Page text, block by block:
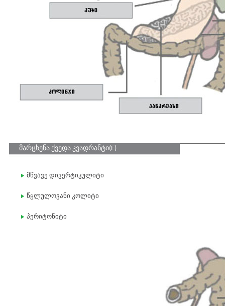
მარცხენა ქვედა კვადრანტი(E)
მწვავე დივერტიკულიტი
წყლულოვანი კოლიტი
პერიტონიტი